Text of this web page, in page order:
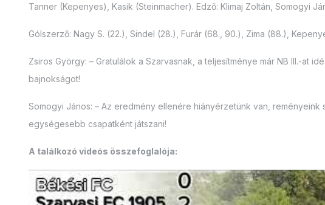
Tanner (Kepenyes), Kasik (Steinmacher). Edző: Klimaj Zoltán, Somogyi
Gólszerző: Nagy S. (22.), Sindel (28.), Furár (68., 90.), Zima (88.),
Zsiros György: – Gratulálok a Szarvasnak, a teljesítménye már NB III.-at
bajnokságot!
Somogyi János: – Az eredmény ellenére hiányérzetünk van,
egységesebb csapatként játszani!
A találkozó videós összefoglalója: